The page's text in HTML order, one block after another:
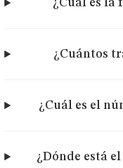
¿Cuál es la
¿Cuántos
¿Cuál es el
¿Dónde está